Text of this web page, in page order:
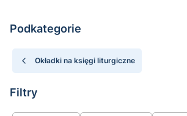
Podkategorie
Okładki na księgi liturgiczne
Filtry